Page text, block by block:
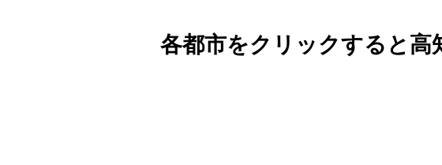
各都市をクリックすると高